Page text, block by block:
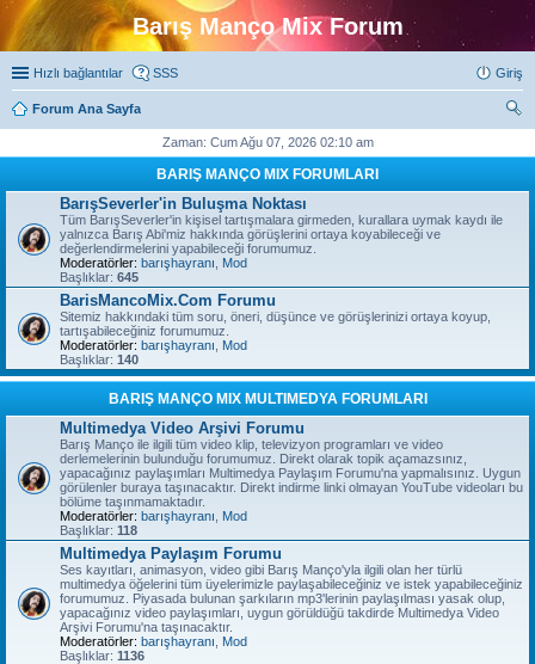
Barış Manço Mix Forum
Hızlı bağlantılar SSS Giriş
Forum Ana Sayfa
Zaman: Cum Ağu 07, 2026 02:10 am
BARIŞ MANÇO MIX FORUMLARI
BarışSeverler'in Buluşma Noktası
Tüm BarışSeverler'in kişisel tartışmalara girmeden, kurallara uymak kaydı ile
yalnızca Barış Abi'miz hakkında görüşlerini ortaya koyabileceği ve
değerlendirmelerini yapabileceği forumumuz.
Moderatörler: barışhayranı
Mod
Başlıklar: 645
BarisMancoMix.Com Forumu
Sitemiz hakkındaki tüm soru, öneri, düşünce ve görüşlerinizi ortaya koyup,
tartışabileceğiniz forumumuz.
Moderatörler: barışhayranı
Mod
Başlıklar: 140
BARIŞ MANÇO MIX MULTIMEDYA FORUMLARI
Multimedya Video Arşivi Forumu
Barış Manço ile ilgili tüm video klip, televizyon programları ve video
derlemelerinin bulunduğu forumumuz. Direkt olarak topik açamazsınız,
yapacağınız paylaşımları Multimedya Paylaşım Forumu'na yapmalısınız. Uygun
görülenler buraya taşınacaktır. Direkt indirme linki olmayan YouTube videoları bu
bölüme taşınmamaktadır.
Moderatörler: barışhayranı
Mod
Başlıklar: 118
Multimedya Paylaşım Forumu
Ses kayıtları, animasyon, video gibi Barış Manço'yla ilgili olan her türlü
multimedya öğelerini tüm üyelerimizle paylaşabileceğiniz ve istek yapabileceğiniz
forumumuz. Piyasada bulunan şarkıların mp3'lerinin paylaşılması yasak olup,
yapacağınız video paylaşımları, uygun görüldüğü takdirde Multimedya Video
Arşivi Forumu'na taşınacaktır.
Moderatörler: barışhayranı
Mod
Başlıklar: 1136